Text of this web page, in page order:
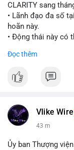
CLARITY sang
• Lãnh đạo đa số
hoãn này.
• Động thái này có
📰 Nguồn:
Đọc thêm
Vlike Wire
43 m
Ủy ban Thượng